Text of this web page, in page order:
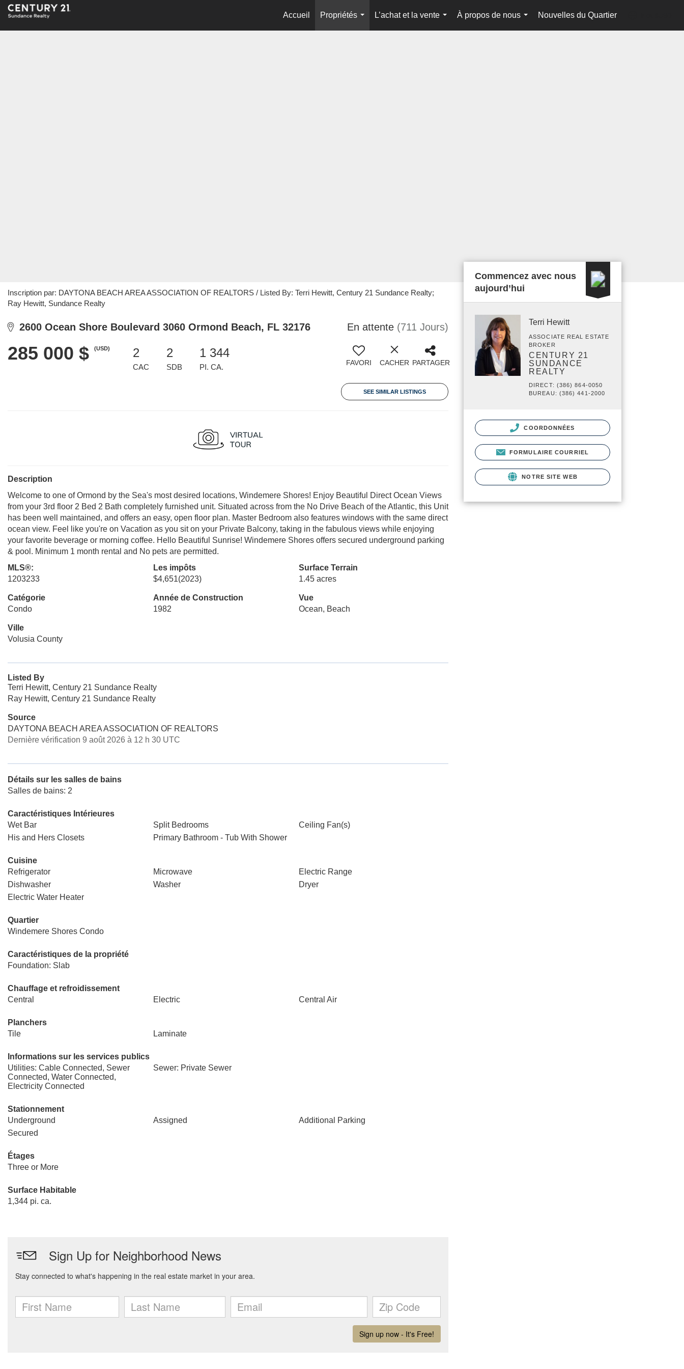
Accueil
Propriétés
...
L’achat et la vente
...
À propos de nous
...
Nouvelles du Quartier
...
Inscription par: DAYTONA BEACH AREA ASSOCIATION OF REALTORS / Listed By: Terri Hewitt, Century 21 Sundance Realty;
Ray Hewitt, Sundance Realty
2600 Ocean Shore Boulevard 3060 Ormond Beach, FL 32176 En attente (711 Jours)
285 000 $ (USD) 2
CAC
2
SDB
1 344
PI. CA. FAVORI CACHER PARTAGER
SEE SIMILAR LISTINGS
Description
Welcome to one of Ormond by the Sea's most desired locations, Windemere Shores! Enjoy Beautiful Direct Ocean Views
from your 3rd floor 2 Bed 2 Bath completely furnished unit. Situated across from the No Drive Beach of the Atlantic, this Unit
has been well maintained, and offers an easy, open floor plan. Master Bedroom also features windows with the same direct
ocean view. Feel like you're on Vacation as you sit on your Private Balcony, taking in the fabulous views while enjoying
your favorite beverage or morning coffee. Hello Beautiful Sunrise! Windemere Shores offers secured underground parking
& pool. Minimum 1 month rental and No pets are permitted.
MLS®:
1203233
Les impôts
$4,651(2023)
Surface Terrain
1.45 acres
Catégorie
Condo
Année de Construction
1982
Vue
Ocean, Beach
Ville
Volusia County
Listed By
Terri Hewitt, Century 21 Sundance Realty
Ray Hewitt, Century 21 Sundance Realty
Source
DAYTONA BEACH AREA ASSOCIATION OF REALTORS
Dernière vérification 9 août 2026 à 12 h 30 UTC
Détails sur les salles de bains
Salles de bains: 2
Caractéristiques Intérieures
Wet Bar
Split Bedrooms
Ceiling Fan(s)
His and Hers Closets
Primary Bathroom - Tub With Shower
Cuisine
Refrigerator
Microwave
Electric Range
Dishwasher
Washer
Dryer
Electric Water Heater
Quartier
Windemere Shores Condo
Caractéristiques de la propriété
Foundation: Slab
Chauffage et refroidissement
Central
Electric Central Air
Planchers
Tile
Laminate
Informations sur les services publics
Utilities: Cable Connected, Sewer
Connected, Water Connected,
Electricity Connected
Sewer: Private Sewer
Stationnement
Underground
Assigned
Additional Parking
Secured
Étages
Three or More
Surface Habitable
1,344 pi. ca.
Commencez avec nous
aujourd’hui
Terri Hewitt
ASSOCIATE REAL ESTATE
BROKER
CENTURY 21
SUNDANCE
REALTY
DIRECT: (386) 864-0050
BUREAU: (386) 441-2000
COORDONNÉES
FORMULAIRE COURRIEL
NOTRE SITE WEB